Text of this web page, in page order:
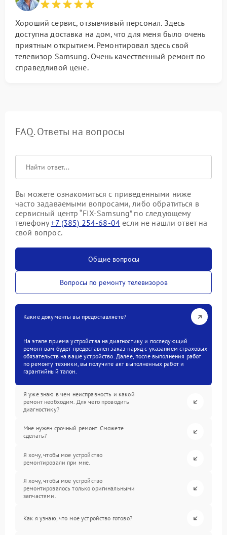
Хороший сервис, отзывчивый персонал. Здесь
доступна доставка на дом, что для меня было очень
приятным открытием. Ремонтировал здесь свой
телевизор Samsung. Очень качественный ремонт по
справедливой цене.
FAQ. Ответы на вопросы
Вы можете ознакомиться с приведенными ниже
часто задаваемыми вопросами, либо обратиться в
сервисный центр “FIX-Samsung” по следующему
телефону+7 (385) 254-68-04 если не нашли ответ на
свой вопрос.
Общие вопросы
Вопросы по ремонту телевизоров
Какие документы вы предоставляете?
На этапе приема устройства на диагностику и последующий
ремонт вам будет предоставлен заказ-наряд с указанием страховых
обязательств на ваше устройство. Далее, после выполнения работ
по ремонту техники, вы получите акт выполненных работ и
гарантийный талон.
Я уже знаю в чем неисправность и какой
ремонт необходим. Для чего проводить
диагностику?
Мне нужен срочный ремонт. Сможете
сделать?
Я хочу, чтобы мое устройство
ремонтировали при мне.
Я хочу, чтобы мое устройство
ремонтировалось только оригинальными
запчастями.
Как я узнаю, что мое устройство готово?